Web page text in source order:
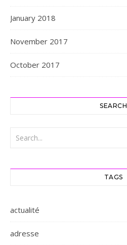
January 2018
November 2017
October 2017
SEARCH
TAGS
actualité
adresse